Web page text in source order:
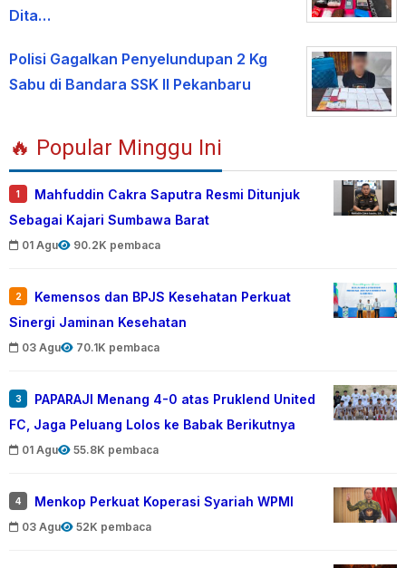
Dita…
Polisi Gagalkan Penyelundupan 2 Kg
Sabu di Bandara SSK II Pekanbaru
🔥 Popular Minggu Ini
1
Mahfuddin Cakra Saputra Resmi Ditunjuk
Sebagai Kajari Sumbawa Barat
01 Agu 90.2K pembaca
2
Kemensos dan BPJS Kesehatan Perkuat
Sinergi Jaminan Kesehatan
03 Agu 70.1K pembaca
3
PAPARAJI Menang 4-0 atas Pruklend United
FC, Jaga Peluang Lolos ke Babak Berikutnya
01 Agu 55.8K pembaca
4 Menkop Perkuat Koperasi Syariah WPMI
03 Agu 52K pembaca